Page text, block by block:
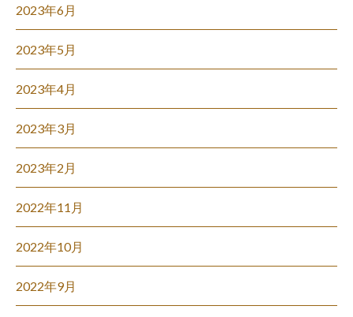
2023年6月
2023年5月
2023年4月
2023年3月
2023年2月
2022年11月
2022年10月
2022年9月